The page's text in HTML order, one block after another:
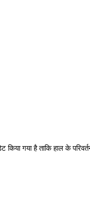
गया है ताकि हाल के